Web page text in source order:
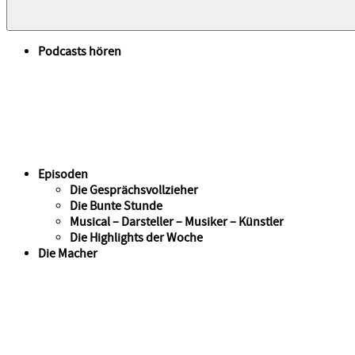
Podcasts hören
Episoden
Die Gesprächsvollzieher
Die Bunte Stunde
Musical – Darsteller – Musiker – Künstler
Die Highlights der Woche
Die Macher